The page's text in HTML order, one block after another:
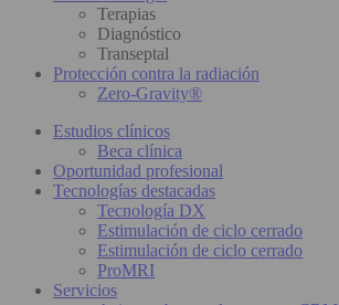
Terapias
Diagnóstico
Transeptal
Protección contra la radiación
Zero-Gravity®
Estudios clínicos
Beca clínica
Oportunidad profesional
Tecnologías destacadas
Tecnología DX
Estimulación de ciclo cerrado
Estimulación de ciclo cerrado
ProMRI
Servicios